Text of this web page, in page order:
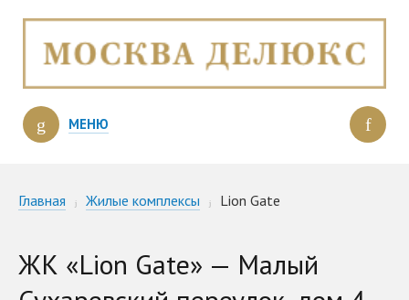
МЕНЮ
Главная Жилые комплексы Lion Gate
ЖК «Lion Gate» — Малый